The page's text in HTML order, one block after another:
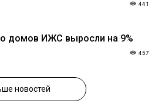
441
домов ИЖС выросли на 9%
457
новостей